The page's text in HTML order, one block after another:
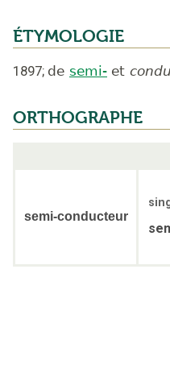
ÉTYMOLOGIE
1897; de semi- et
ORTHOGRAPHE
semi-conducteur